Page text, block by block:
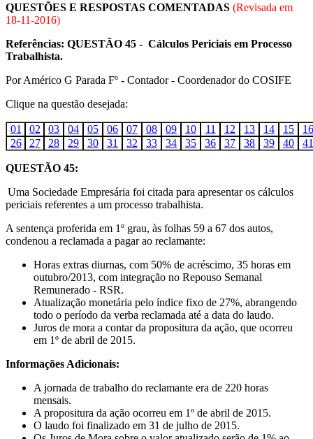
QUESTÕES E RESPOSTAS COMENTADAS (Revisada em
18-11-2016)
Referências: QUESTÃO 45 - Cálculos Periciais em Processo
Trabalhista.
Por Américo G Parada Fº - Contador - Coordenador do COSIFE
Clique na questão desejada:
01 02 03 04 05 06 07 08 09 10 11 12 13 14 15
16
26
27 28 29 30 31 32 33 34 35 36 37 38 39 40 41
QUESTÃO 45:
Uma Sociedade Empresária foi citada para apresentar os cálculos
periciais referentes a um processo trabalhista.
A sentença proferida em 1º grau, às folhas 59 a 67 dos autos,
condenou a reclamada a pagar ao reclamante:
Horas extras diurnas, com 50% de acréscimo, 35 horas em
outubro/2013, com integração no Repouso Semanal
Remunerado - RSR.
Atualização monetária pelo índice fixo de 27%, abrangendo
todo o período da verba reclamada até a data do laudo.
Juros de mora a contar da propositura da ação, que ocorreu
em 1º de abril de 2015.
Informações Adicionais:
A jornada de trabalho do reclamante era de 220 horas
mensais.
A propositura da ação ocorreu em 1º de abril de 2015.
O laudo foi finalizado em 31 de julho de 2015.